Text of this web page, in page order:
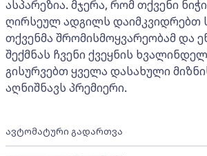
ასპარეზია. მჯერა, რომ თქვენი
ღირსეულ ადგილს დაიმკვიდრებთ
თქვენმა შრომისმოყვარეობამ და
შექმნას ჩვენი ქვეყნის
გისურვებთ ყველა დასახული
აღნიშნავს პრემიერი.
ავტომატური გადართვა